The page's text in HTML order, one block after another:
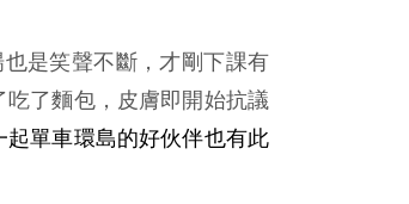
是笑聲不斷，才剛下課有
了麵包，皮膚即開始抗議
起單車環島的好伙伴也有此